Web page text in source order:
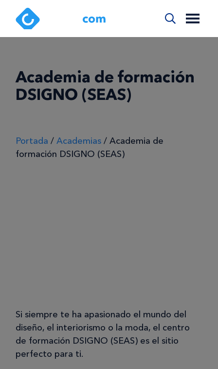
Academia de formación
DSIGNO (SEAS)
Portada / Academias / Academia de
formación DSIGNO (SEAS)
Si siempre te ha apasionado el mundo del
diseño, el interiorismo o la moda, el centro
de formación DSIGNO (SEAS) es el sitio
perfecto para ti.